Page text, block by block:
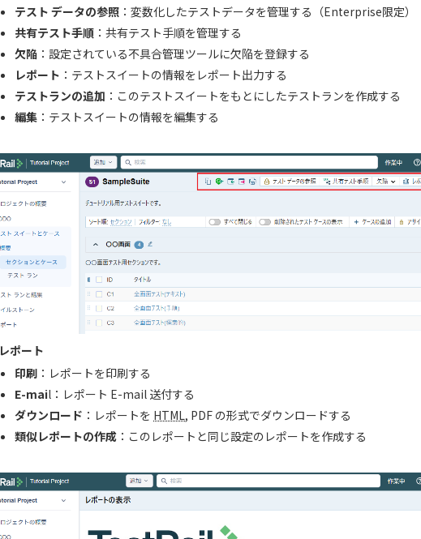
テスト データの参照 ：変数化したテストデータを管理する（Enterprise限定）
共有テスト手順 ：共有テスト手順を管理する
欠陥 ：設定されている不具合管理ツールに欠陥を登録する
レポート ：テストスイートの情報をレポート出力する
テストランの追加 ：このテストスイートをもとにしたテストランを作成する
編集 ：テストスイートの情報を編集する
レポート
印刷 ：レポートを印刷する
E-mail：レポート E-mail 送付する
ダウンロード ：レポートを HTML, PDF の形式でダウンロードする
類似レポートの作成 ：このレポートと同じ設定のレポートを作成する